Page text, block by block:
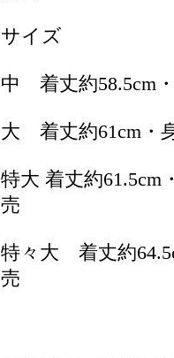
サイズ
中 着丈約58.5cm
大 着丈約61cm・
特大 着丈約
売
特々大 着丈約
売